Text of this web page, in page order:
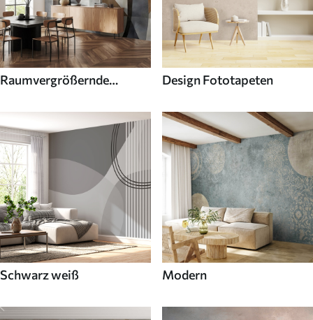
Raumvergrößernde
Design Fototapeten
Schwarz weiß Modern